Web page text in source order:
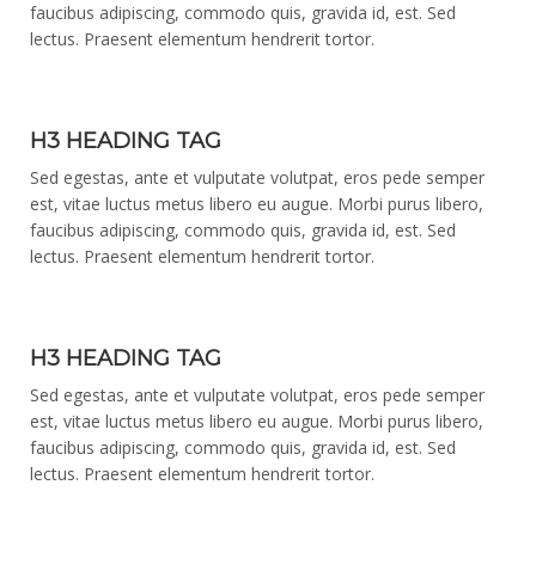
faucibus adipiscing, commodo quis, gravida id, est. Sed
lectus. Praesent elementum hendrerit tortor.
H3 HEADING TAG
Sed egestas, ante et vulputate volutpat, eros pede semper
est, vitae luctus metus libero eu augue. Morbi purus libero,
faucibus adipiscing, commodo quis, gravida id, est. Sed
lectus. Praesent elementum hendrerit tortor.
H3 HEADING TAG
Sed egestas, ante et vulputate volutpat, eros pede semper
est, vitae luctus metus libero eu augue. Morbi purus libero,
faucibus adipiscing, commodo quis, gravida id, est. Sed
lectus. Praesent elementum hendrerit tortor.